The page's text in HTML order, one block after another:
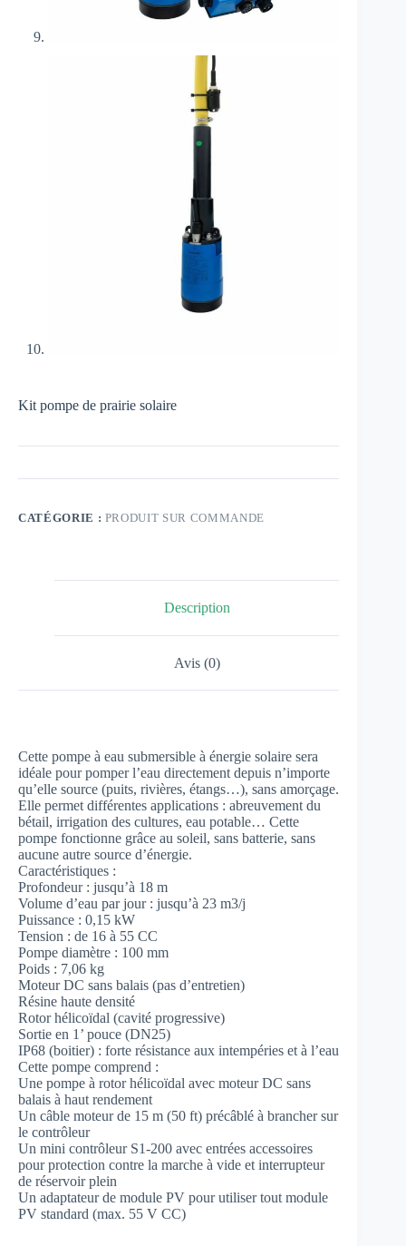
Kit pompe de prairie solaire
CATÉGORIE : PRODUIT SUR COMMANDE
Description
Avis (0)
Cette pompe à eau submersible à énergie solaire sera
idéale pour pomper l’eau directement depuis n’importe
qu’elle source (puits, rivières, étangs…), sans amorçage.
Elle permet différentes applications : abreuvement du
bétail, irrigation des cultures, eau potable… Cette
pompe fonctionne grâce au soleil, sans batterie, sans
aucune autre source d’énergie.
Caractéristiques :
Profondeur : jusqu’à 18 m
Volume d’eau par jour : jusqu’à 23 m3/j
Puissance : 0,15 kW
Tension : de 16 à 55 CC
Pompe diamètre : 100 mm
Poids : 7,06 kg
Moteur DC sans balais (pas d’entretien)
Résine haute densité
Rotor hélicoïdal (cavité progressive)
Sortie en 1’ pouce (DN25)
IP68 (boitier) : forte résistance aux intempéries et à l’eau
Cette pompe comprend :
Une pompe à rotor hélicoïdal avec moteur DC sans
balais à haut rendement
Un câble moteur de 15 m (50 ft) précâblé à brancher sur
le contrôleur
Un mini contrôleur S1-200 avec entrées accessoires
pour protection contre la marche à vide et interrupteur
de réservoir plein
Un adaptateur de module PV pour utiliser tout module
PV standard (max. 55 V CC)